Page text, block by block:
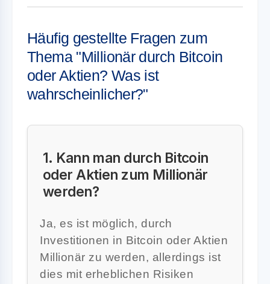
Häufig gestellte Fragen zum
Thema "Millionär durch Bitcoin
oder Aktien? Was ist
wahrscheinlicher?"
1. Kann man durch Bitcoin
oder Aktien zum Millionär
werden?
Ja, es ist möglich, durch
Investitionen in Bitcoin oder Aktien
Millionär zu werden, allerdings ist
dies mit erheblichen Risiken